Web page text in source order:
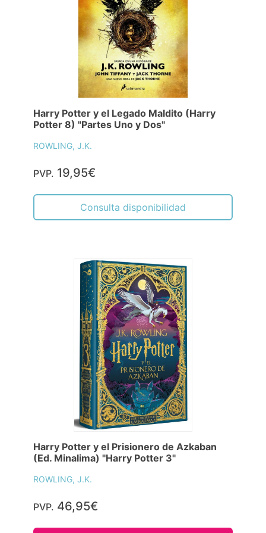
Harry Potter y el Legado Maldito (Harry
Potter 8) "Partes Uno y Dos"
ROWLING, J.K.
PVP. 19,95€
Consulta disponibilidad
Harry Potter y el Prisionero de Azkaban
(Ed. Minalima) "Harry Potter 3"
ROWLING, J.K.
PVP. 46,95€